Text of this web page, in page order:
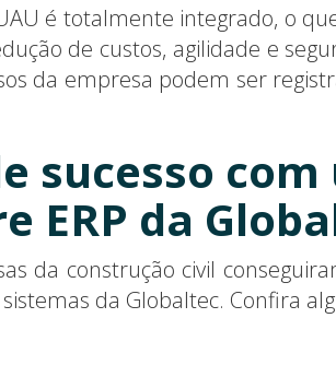
é totalmente integrado, o
de custos, agilidade e
da empresa podem ser
sucesso com
ERP da
da construção civil
da Globaltec. Confira